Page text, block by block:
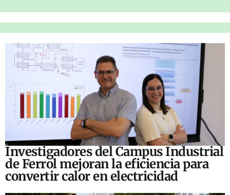
Investigadores del Campus Industrial
de Ferrol mejoran la eficiencia para
convertir calor en electricidad